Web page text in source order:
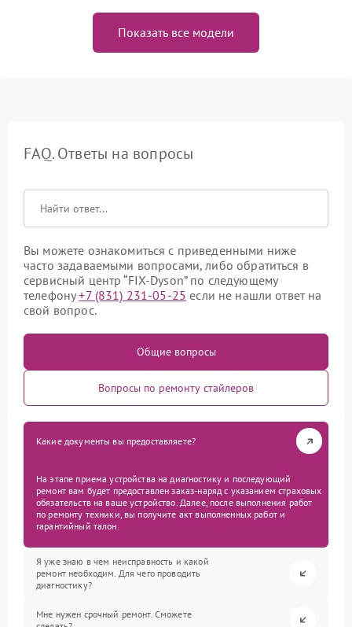
Показать все модели
FAQ. Ответы на вопросы
Вы можете ознакомиться с приведенными ниже
часто задаваемыми вопросами, либо обратиться в
сервисный центр “FIX-Dyson” по следующему
телефону+7 (831) 231-05-25 если не нашли ответ на
свой вопрос.
Общие вопросы
Вопросы по ремонту стайлеров
Какие документы вы предоставляете?
На этапе приема устройства на диагностику и последующий
ремонт вам будет предоставлен заказ-наряд с указанием страховых
обязательств на ваше устройство. Далее, после выполнения работ
по ремонту техники, вы получите акт выполненных работ и
гарантийный талон.
Я уже знаю в чем неисправность и какой
ремонт необходим. Для чего проводить
диагностику?
Мне нужен срочный ремонт. Сможете